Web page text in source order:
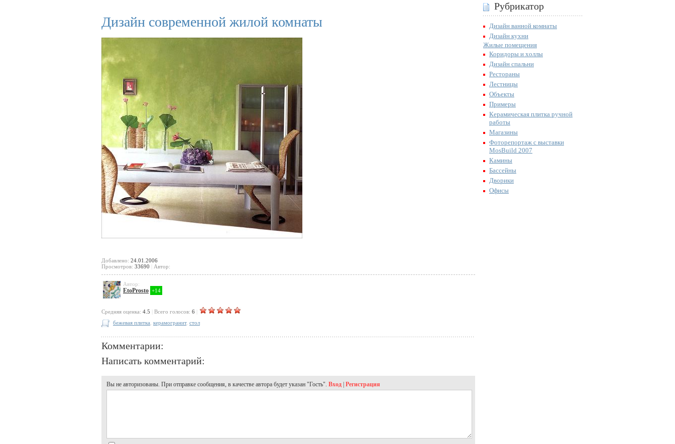
Дизайн современной жилой комнаты
Добавлено: 24.01.2006
Просмотров: 33690 Автор:
Автор:
EtoProsto +14
Cредняя оценка: 4.5 Всего голосов: 6
бежевая плитка керамогранит, стол
Комментарии:
Написать комментарий:
Вы не авторизованы. При отправке сообщения, в качестве автора будет указан "Гость". Вход | Регистрация
Рубрикатор
Дизайн ванной комнаты
Дизайн кухни
Жилые помещения
Коридоры и холлы
Дизайн спальни
Рестораны
Лестницы
Объекты
Примеры
Керамическая плитка ручной
работы
Магазины
Фоторепортаж с выставки
MosBuild 2007
Камины
Бассейны
Дворики
Офисы